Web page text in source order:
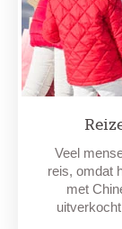
Veel
reis, omdat
met